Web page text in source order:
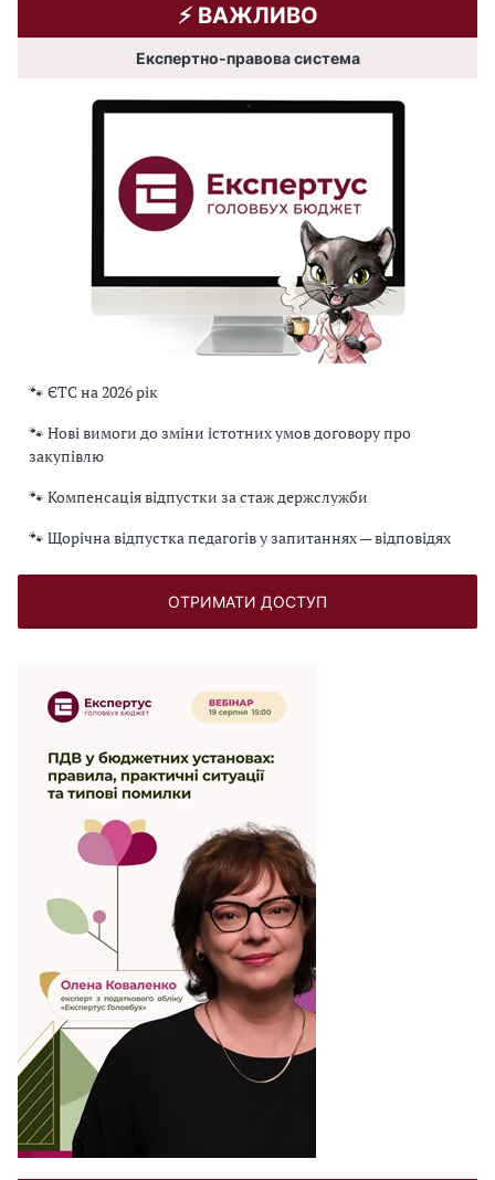
⚡️ ВАЖЛИВО
Експертно-правова система
🐾 ЄТС на 2026 рік
🐾 Нові вимоги до зміни істотних умов договору про
закупівлю
🐾 Компенсація відпустки за стаж держслужби
🐾 Щорічна відпустка педагогів у запитаннях — відповідях
ОТРИМАТИ ДОСТУП